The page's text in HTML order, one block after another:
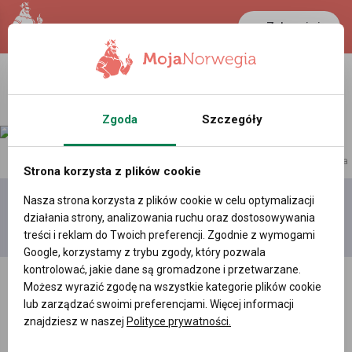
Zaloguj się
reklama
Dodaj
film
Moje
filmy
Wszystkie
Zgoda Szczegóły
Strona korzysta z plików cookie
Nasza strona korzysta z plików cookie w celu optymalizacji
działania strony, analizowania ruchu oraz dostosowywania
treści i reklam do Twoich preferencji. Zgodnie z wymogami
Google, korzystamy z trybu zgody, który pozwala
kontrolować, jakie dane są gromadzone i przetwarzane.
Możesz wyrazić zgodę na wszystkie kategorie plików cookie
lub zarządzać swoimi preferencjami. Więcej informacji
znajdziesz w naszej Polityce prywatności.